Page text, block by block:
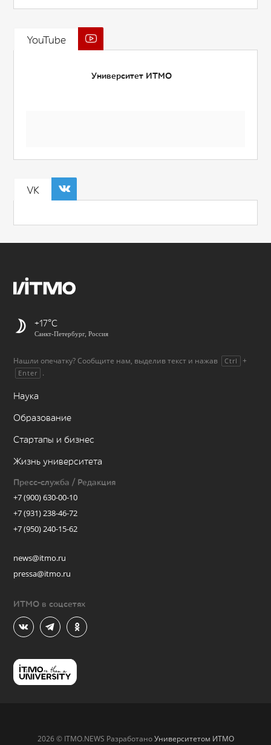
YouTube
Университет ИТМО
VK
+17
Санкт-Петербург, Россия
Нашли опечатку? Сообщите нам, выделив текст и нажав Ctrl +
Enter .
Наука
Образование
Стартапы и бизнес
Жизнь университета
Пресс-служба / Редакция
+7 (900) 630-00-10
+7 (931) 238-46-72
+7 (950) 240-15-62
news@itmo.ru
pressa@itmo.ru
ИТМО в соцсетях
2026 © ITMO.NEWS РазработаноУниверситетом ИТМО